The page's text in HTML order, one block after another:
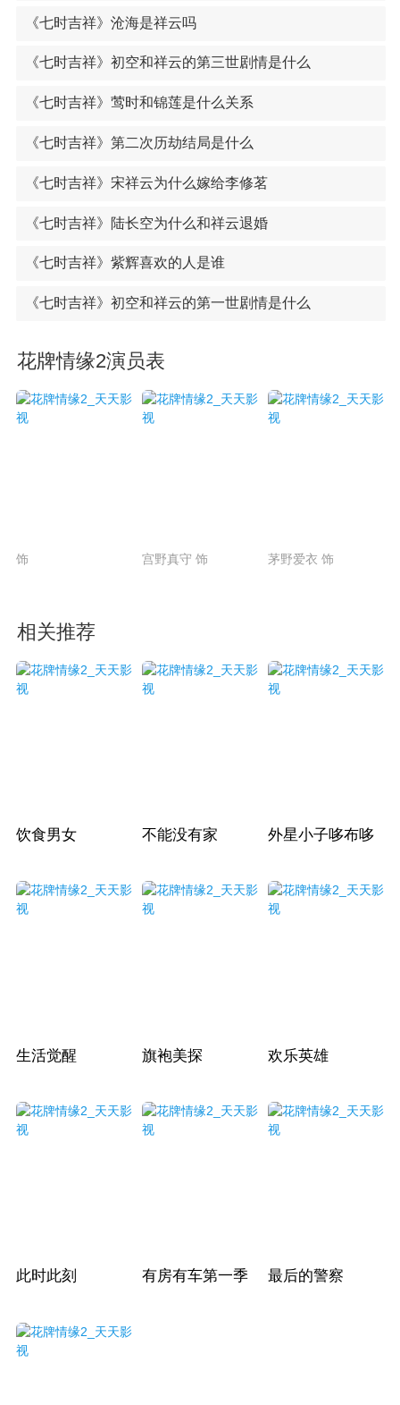
《七时吉祥》沧海是祥云吗
《七时吉祥》初空和祥云的第三世剧情是什么
《七时吉祥》莺时和锦莲是什么关系
《七时吉祥》第二次历劫结局是什么
《七时吉祥》宋祥云为什么嫁给李修茗
《七时吉祥》陆长空为什么和祥云退婚
《七时吉祥》紫辉喜欢的人是谁
《七时吉祥》初空和祥云的第一世剧情是什么
花牌情缘2演员表
饰 宫野真守 饰 茅野爱衣 饰
相关推荐
饮食男女 不能没有家 外星小子哆布哆
生活觉醒 旗袍美探 欢乐英雄
此时此刻 有房有车第一季 最后的警察